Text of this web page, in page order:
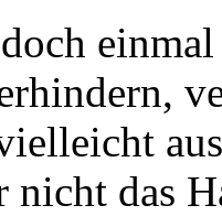
nicht das